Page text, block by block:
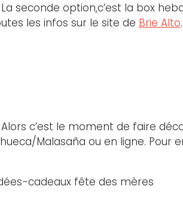
seconde option,c’est la box
les infos sur le site de Brie Alto.
c’est le moment de faire
Malasaña ou en ligne. Pour